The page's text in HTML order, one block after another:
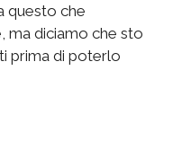
questo che
ma diciamo che sto
prima di poterlo